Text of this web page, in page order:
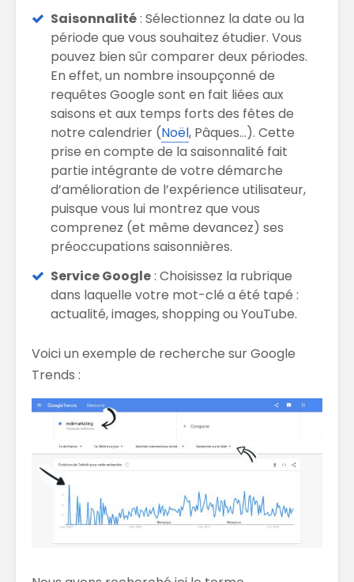
Saisonnalité: Sélectionnez la date ou la
période que vous souhaitez étudier. Vous
pouvez bien sûr comparer deux périodes.
En effet, un nombre insoupçonné de
requêtes Google sont en fait liées aux
saisons et aux temps forts des fêtes de
notre calendrier (Noël, Pâques…). Cette
prise en compte de la saisonnalité fait
partie intégrante de votre démarche
d’amélioration de l’expérience utilisateur,
puisque vous lui montrez que vous
comprenez (et même devancez) ses
préoccupations saisonnières.
Service Google: Choisissez la rubrique
dans laquelle votre mot-clé a été tapé :
actualité, images, shopping ou YouTube.
Voici un exemple de recherche sur Google
Trends :